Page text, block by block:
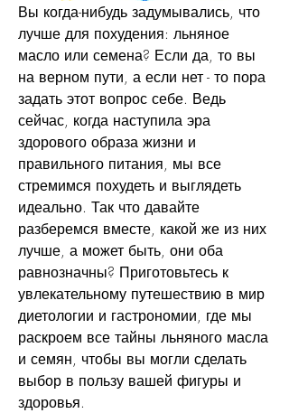
Вы когда-нибудь задумывались, что
лучше для похудения: льняное
масло или семена? Если да, то вы
на верном пути, а если нет - то пора
задать этот вопрос себе. Ведь
сейчас, когда наступила эра
здорового образа жизни и
правильного питания, мы все
стремимся похудеть и выглядеть
идеально. Так что давайте
разберемся вместе, какой же из них
лучше, а может быть, они оба
равнозначны? Приготовьтесь к
увлекательному путешествию в мир
диетологии и гастрономии, где мы
раскроем все тайны льняного масла
и семян, чтобы вы могли сделать
выбор в пользу вашей фигуры и
здоровья.